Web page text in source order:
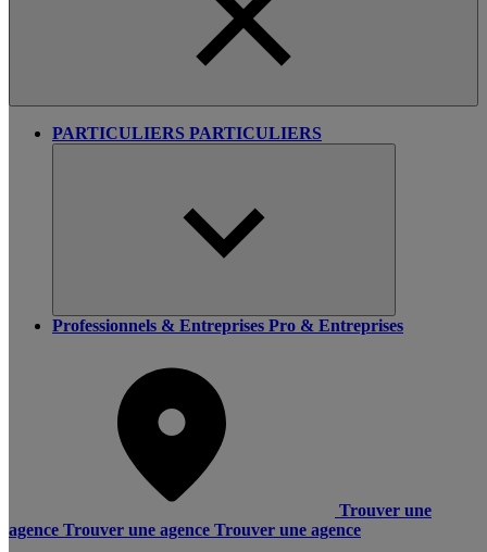
PARTICULIERS PARTICULIERS
Professionnels & Entreprises Pro & Entreprises
Trouver une
agence Trouver une agence Trouver une agence